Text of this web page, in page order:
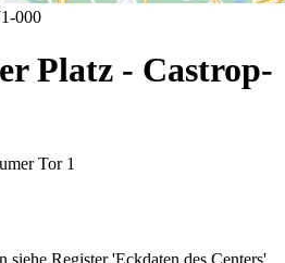
000
Platz - Castrop-
Tor 1
siehe Register 'Eckdaten des Centers'